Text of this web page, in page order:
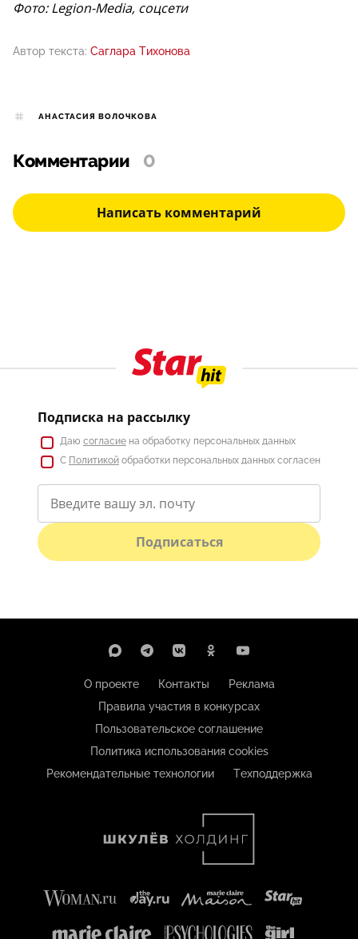
Фото: Legion-Media, соцсети
Автор текста: Саглара Тихонова
АНАСТАСИЯ ВОЛОЧКОВА
Комментарии 0
Написать комментарий
Подписка на рассылку
Даю согласие на обработку персональных данных
С Политикой обработки персональных данных согласен
Подписаться
О проекте Контакты
Реклама
Правила участия в конкурсах
Пользовательское соглашение
Политика использования cookies
Рекомендательные технологии
Техподдержка